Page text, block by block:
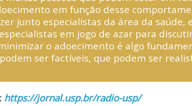
em função desse
junto especialistas da área da saúde,
em jogo de azar para
o adoecimento é algo
ser factíveis, que podem ser
https://jornal.usp.br/radio-usp/